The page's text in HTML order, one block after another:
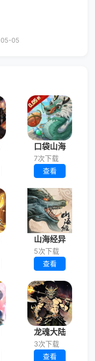
05-05
口袋山海
7次下载
查看
山海经异
5次下载
查看
龙魂大陆
3次下载
查看